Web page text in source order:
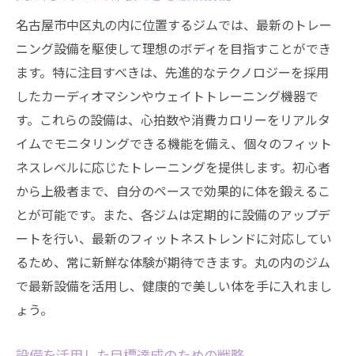
名古屋市中区丸の内に位置するジムでは、最新のトレー
ニング設備を駆使して理想のボディを目指すことができ
ます。特に注目すべきは、先進的なテクノロジーを採用
したカーディオマシンやウェイトトレーニング機器で
す。これらの設備は、心拍数や消費カロリーをリアルタ
イムでモニタリングできる機能を備え、個々のフィット
ネスレベルに応じたトレーニングを提供します。初心者
から上級者まで、自分のペースで効果的に体を鍛えるこ
とが可能です。また、各ジムは定期的に設備のアップデ
ートを行い、最新のフィットネストレンドに対応してい
るため、常に新鮮な体験が期待できます。丸の内のジム
で最新設備を活用し、健康的で美しい体を手に入れまし
ょう。